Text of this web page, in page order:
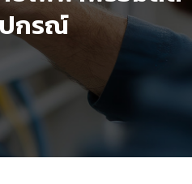
กรณ์